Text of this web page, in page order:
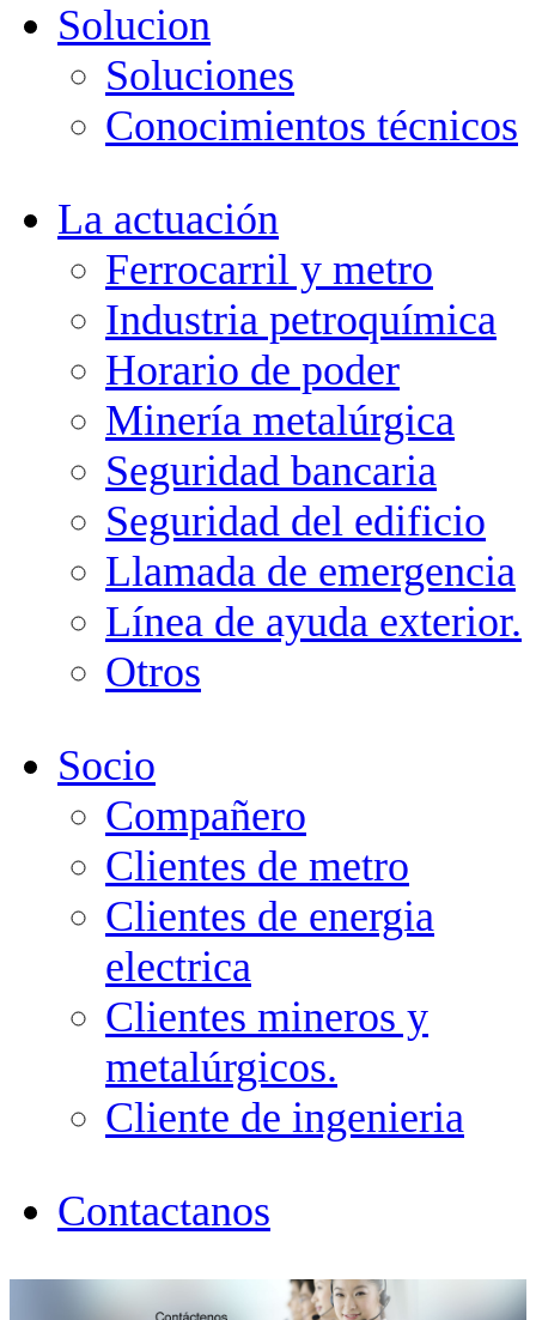
Solucion
Soluciones
Conocimientos técnicos
La actuación
Ferrocarril y metro
Industria petroquímica
Horario de poder
Minería metalúrgica
Seguridad bancaria
Seguridad del edificio
Llamada de emergencia
Línea de ayuda exterior.
Otros
Socio
Compañero
Clientes de metro
Clientes de energia
electrica
Clientes mineros y
metalúrgicos.
Cliente de ingenieria
Contactanos